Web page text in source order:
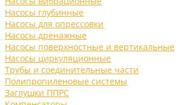
Насосы глубинные
Насосы для опрессовки
Насосы дренажные
Насосы поверхностные и вертикальные
Насосы циркуляционные
Трубы и соединительные части
Полипропиленовые системы
Заглушки ППРС